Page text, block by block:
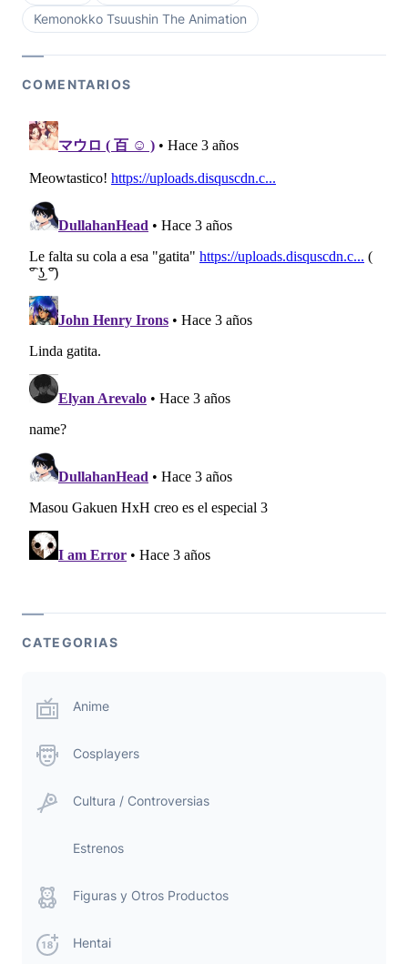
Kemonokko Tsuushin The Animation
COMENTARIOS
CATEGORIAS
Anime
Cosplayers
Cultura / Controversias
Estrenos
Figuras y Otros Productos
Hentai